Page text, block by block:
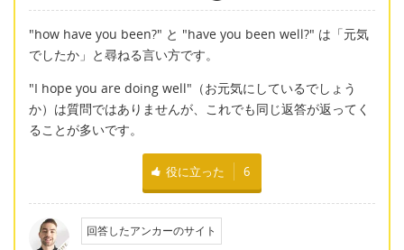
"how have you been?" と "have you been well?" は「元気
でしたか」と尋ねる言い方です。
"I hope you are doing well"（お元気にしているでしょう
か）は質問ではありませんが、これでも同じ返答が返ってく
ることが多いです。
役に立った 6
回答したアンカーのサイト